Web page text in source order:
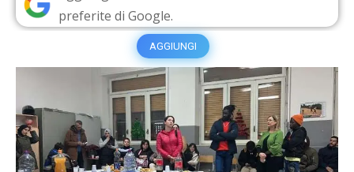
preferite di Google.
AGGIUNGI